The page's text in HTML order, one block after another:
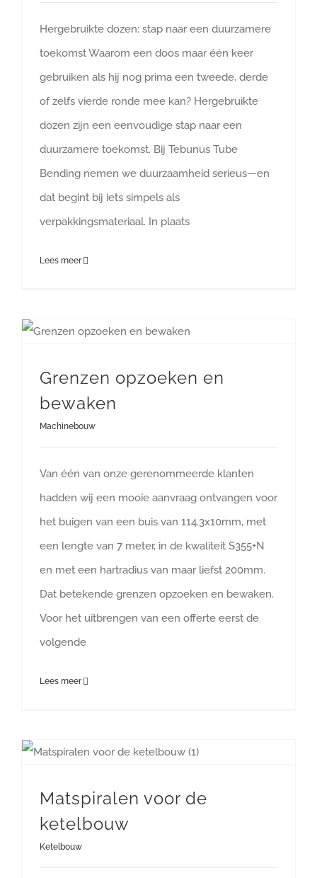
Hergebruikte dozen: stap naar een duurzamere
toekomst Waarom een doos maar één keer
gebruiken als hij nog prima een tweede, derde
of zelfs vierde ronde mee kan? Hergebruikte
dozen zijn een eenvoudige stap naar een
duurzamere toekomst. Bij Tebunus Tube
Bending nemen we duurzaamheid serieus—en
dat begint bij iets simpels als
verpakkingsmateriaal. In plaats
Lees meer
Grenzen opzoeken en
bewaken
Machinebouw
Van één van onze gerenommeerde klanten
hadden wij een mooie aanvraag ontvangen voor
het buigen van een buis van 114.3x10mm, met
een lengte van 7 meter, in de kwaliteit S355+N
en met een hartradius van maar liefst 200mm.
Dat betekende grenzen opzoeken en bewaken.
Voor het uitbrengen van een offerte eerst de
volgende
Lees meer
Matspiralen voor de
ketelbouw
Ketelbouw